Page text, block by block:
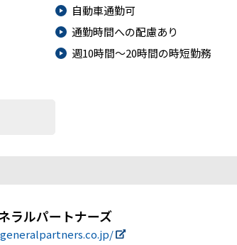
自動車通勤可
通勤時間への配慮あり
週10時間～20時間の時短勤務
ラルパートナーズ